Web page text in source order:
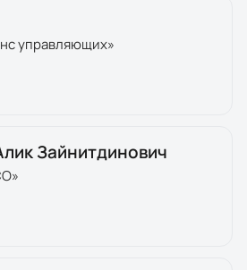
управляющих»
Зайнитдинович